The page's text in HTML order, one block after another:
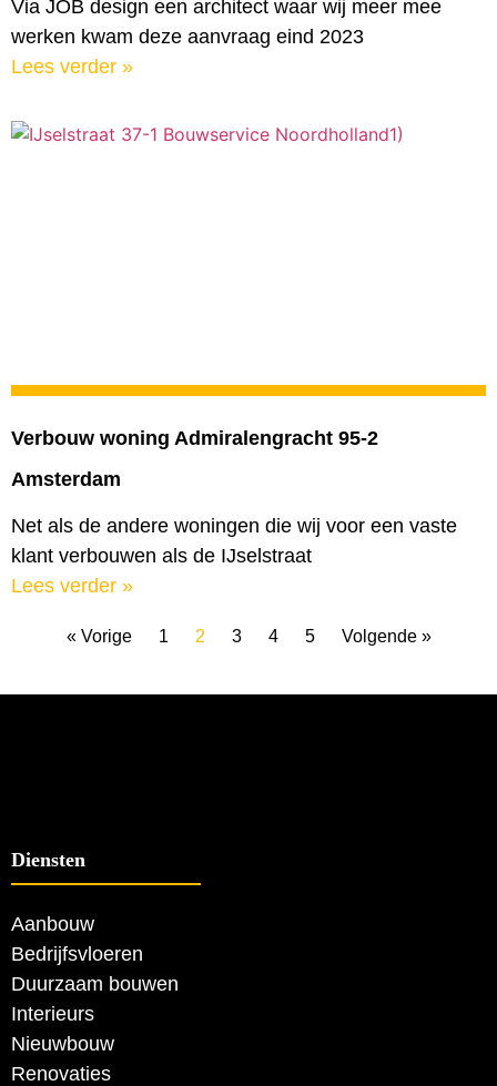
Via JOB design een architect waar wij meer mee
werken kwam deze aanvraag eind 2023
Lees verder »
Verbouw woning Admiralengracht 95-2
Amsterdam
Net als de andere woningen die wij voor een vaste
klant verbouwen als de IJselstraat
Lees verder »
« Vorige 1 2 3 4 5 Volgende »
Diensten
Aanbouw
Bedrijfsvloeren
Duurzaam bouwen
Interieurs
Nieuwbouw
Renovaties